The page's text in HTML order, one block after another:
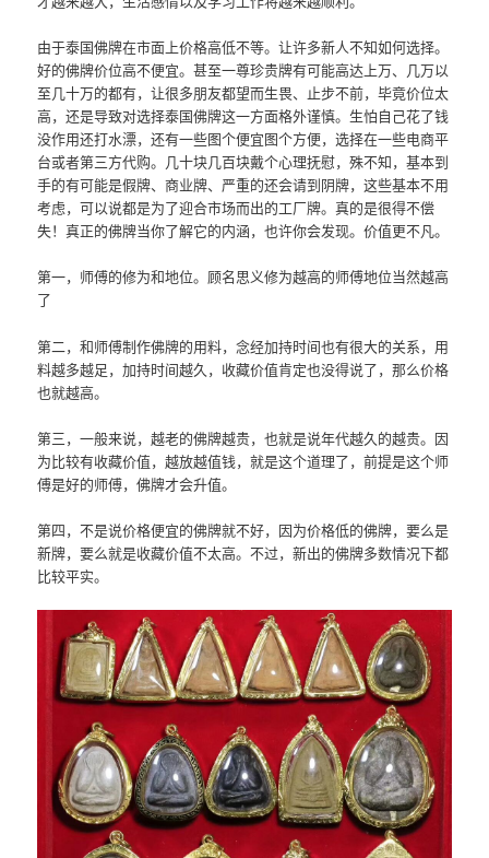
由于泰国佛牌在市面上价格高低不等。让许多新人不知如何选择。
好的佛牌价位高不便宜。甚至一尊珍贵牌有可能高达上万、几万以
至几十万的都有，让很多朋友都望而生畏、止步不前，毕竟价位太
高，还是导致对选择泰国佛牌这一方面格外谨慎。生怕自己花了钱
没作用还打水漂，还有一些图个便宜图个方便，选择在一些电商平
台或者第三方代购。几十块几百块戴个心理抚慰，殊不知，基本到
手的有可能是假牌、商业牌、严重的还会请到阴牌，这些基本不用
考虑，可以说都是为了迎合市场而出的工厂牌。真的是很得不偿
失！真正的佛牌当你了解它的内涵，也许你会发现。价值更不凡。
第一，师傅的修为和地位。顾名思义修为越高的师傅地位当然越高
了
第二，和师傅制作佛牌的用料，念经加持时间也有很大的关系，用
料越多越足，加持时间越久，收藏价值肯定也没得说了，那么价格
也就越高。
第三，一般来说，越老的佛牌越贵，也就是说年代越久的越贵。因
为比较有收藏价值，越放越值钱，就是这个道理了，前提是这个师
傅是好的师傅，佛牌才会升值。
第四，不是说价格便宜的佛牌就不好，因为价格低的佛牌，要么是
新牌，要么就是收藏价值不太高。不过，新出的佛牌多数情况下都
比较平实。